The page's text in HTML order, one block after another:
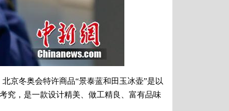
京冬奥会特许商品“景泰蓝和田玉冰壶”是以
究，是一款设计精美、做工精良、富有品味